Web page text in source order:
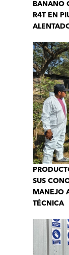
BANANO
R4T EN
SUS
MANEJO
TÉCNICA